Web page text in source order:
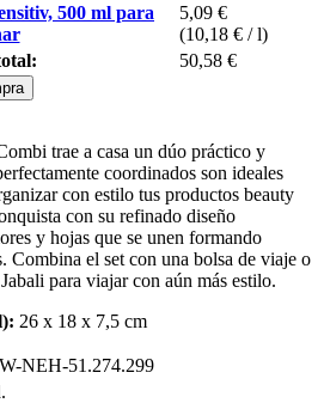
500 ml para
5,09 €
(10,18 € / l)
50,58 €
trae a casa un dúo práctico y
coordinados son ideales
con estilo tus productos beauty
con su refinado diseño
y hojas que se unen formando
Combina el set con una bolsa de viaje o
para viajar con aún más estilo.
26 x 18 x 7,5 cm
NEH-51.274.299